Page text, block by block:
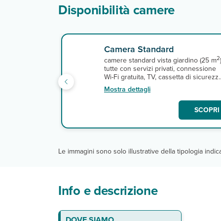
Disponibilità camere
Camera Standard
camere standard vista giardino (25 m2
tutte con servizi privati, connessione
Wi-Fi gratuita, TV, cassetta di sicurezza
e minifrigo. A pagamento, minibar.
Mostra dettagli
Le immagini sono solo illustrative della tipologia
Info e descrizione
La spiaggia
Le camere
Ristoranti e bar
Servizi
Sport